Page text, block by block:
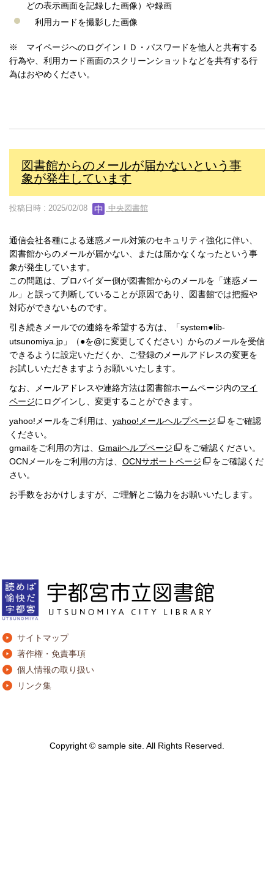
どの表示画面を記録した画像）や録画
利用カードを撮影した画像
※ マイページへのログインＩＤ・パスワードを他人と共有する
行為や、利用カード画面のスクリーンショットなどを共有する行
為はおやめください。
図書館からのメールが届かないという事
象が発生しています
投稿日時 : 2025/02/08 中央図書館
通信会社各種による迷惑メール対策のセキュリティ強化に伴い、
図書館からのメールが届かない、または届かなくなったという事
象が発生しています。
この問題は、プロバイダー側が図書館からのメールを「迷惑メー
ル」と誤って判断していることが原因であり、図書館では把握や
対応ができないものです。
引き続きメールでの連絡を希望する方は、「system●lib-
utsunomiya.jp」（●を@に変更してください）からのメールを受信
できるように設定いただくか、ご登録のメールアドレスの変更を
お試しいただきますようお願いいたします。
なお、メールアドレスや連絡方法は図書館ホームページ内のマイ
ページにログインし、変更することができます。
yahoo!メールをご利用は、 yahoo!メールヘルプページ
をご確認
ください。
gmailをご利用の方は、 Gmailヘルプページ
をご確認ください。
OCNメールをご利用の方は、 OCNサポートページ
をご確認くだ
さい。
お手数をおかけしますが、ご理解とご協力をお願いいたします。
サイトマップ
著作権・免責事項
個人情報の取り扱い
リンク集
Copyright © sample site. All Rights Reserved.